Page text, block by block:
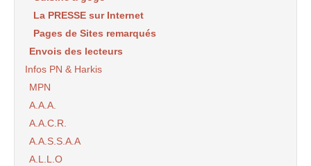
La PRESSE sur Internet
Pages de Sites remarqués
Envois des lecteurs
Infos PN & Harkis
MPN
A.A.A.
A.A.C.R.
A.A.S.S.A.A
A.L.L.O